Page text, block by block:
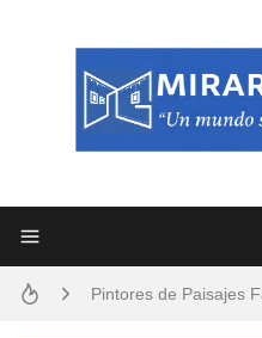
Pintores de Paisajes